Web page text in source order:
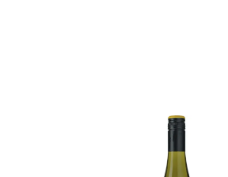
Bildergalerie überspringen